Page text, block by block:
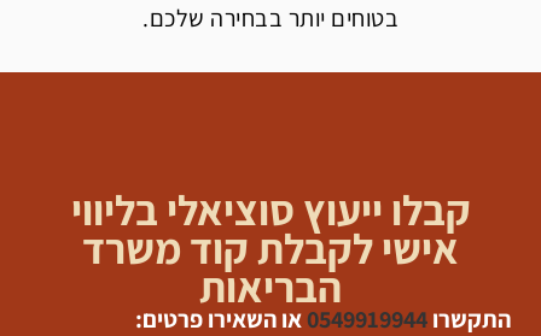
בטוחים יותר בבחירה שלכם.
קבלו ייעוץ סוציאלי בליווי
אישי לקבלת קוד משרד
הבריאות
התקשרו0549919944או השאירו פרטים: